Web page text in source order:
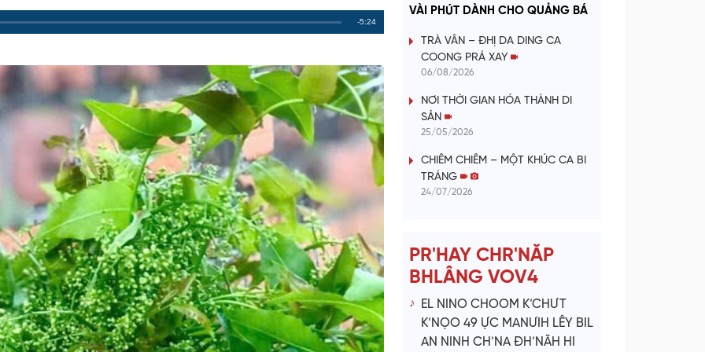
Remaining
-5:24
a
y
i
d
VÀI PHÚT DÀNH CHO QUẢNG BÁ
TRÀ VÂN – ĐHỊ DA DING CA
COONG PRÁ XAY
06/08/2026
NƠI THỜI GIAN HÓA THÀNH DI
SẢN
25/05/2026
CHIÊM CHIÊM – MỘT KHÚC CA BI
TRÁNG
24/07/2026
PR'HAY CHR'NĂP
BHLÂNG VOV4
EL NINO CHOOM K’CHƯT
K’NỌO 49 ỰC MANƯIH LÊY BIL
AN NINH CH’NA ĐH’NĂH HI